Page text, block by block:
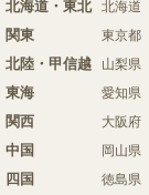
北海道・東北 北海道
関東 東京都
北陸・甲信越 山梨県
東海 愛知県
関西 大阪府
中国 岡山県
四国 徳島県